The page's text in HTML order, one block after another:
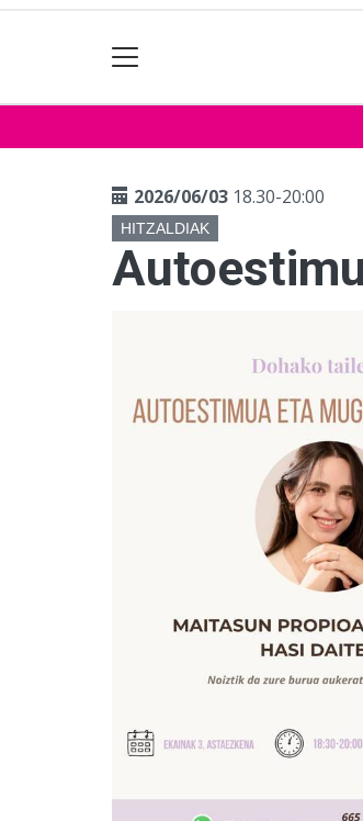
2026/06/03 18.30-20:00
HITZALDIAK